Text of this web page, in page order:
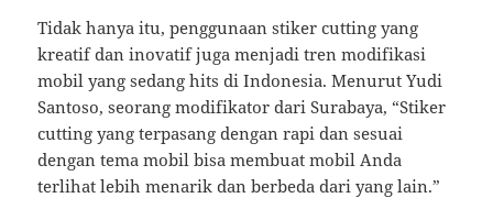
Tidak hanya itu, penggunaan stiker cutting yang
kreatif dan inovatif juga menjadi tren modifikasi
mobil yang sedang hits di Indonesia. Menurut Yudi
Santoso, seorang modifikator dari Surabaya, “Stiker
cutting yang terpasang dengan rapi dan sesuai
dengan tema mobil bisa membuat mobil Anda
terlihat lebih menarik dan berbeda dari yang lain.”